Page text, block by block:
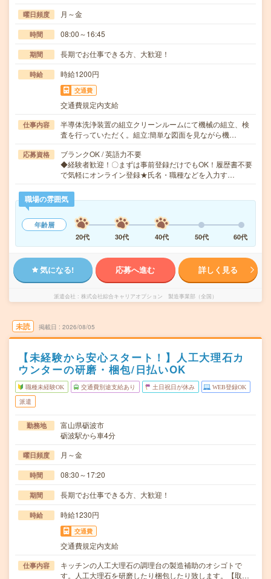
曜日頻度 月～金
時間 08:00～16:45
期間 長期でお仕事できる方、大歓迎！
時給 時給1200円
交通費
交通費規定内支給
仕事内容
半導体洗浄装置の組立クリーンルームにて機械の組立、検
査を行っていただく。組立:簡単な図面を見ながら機…
応募資格
ブランクOK / 英語力不要
◆経験者歓迎！〇まずは事前登録だけでもOK！履歴書不要
で気軽にオンライン登録★氏名・職種などを入力す…
職場の雰囲気
年齢層
20代
30代 40代 50代 60代
気になる! 応募へ進む 詳しく見る
派遣会社 株式会社綜合キャリアオプション 製造事業部（全国）
未読 掲載日 2026/08/05
【未経験から安心スタート！】人工大理石カ
ウンターの研磨・梱包/日払いOK
職種未経験OK 交通費別途支給あり 土日祝日が休み WEB登録OK
派遣
勤務地
富山県砺波市
砺波駅から車4分
曜日頻度 月～金
時間 08:30～17:20
期間 長期でお仕事できる方、大歓迎！
時給 時給1230円
交通費
交通費規定内支給
仕事内容
キッチンの人工大理石の調理台の製造補助のオシゴトで
す。人工大理石を研磨したり梱包したり致します。【取…